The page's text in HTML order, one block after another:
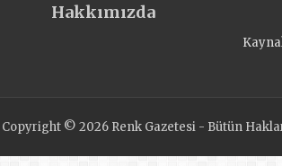
Hakkımızda
Copyright © 2026 Renk Gazetesi - Bütün